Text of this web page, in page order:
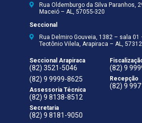
Rua Oldemburgo da Silva Paranhos,
Maceió – AL, 57055-320
Seccional
Rua Delmiro Gouveia, 1382 – sala 01
Teotônio Vilela, Arapiraca – AL,
Seccional Arapiraca
(82) 3521-5046
(82) 9 9999-8625
Assessoria Técnica
(82) 9 8138-8512
Secretaria
(82) 9 8181-9050
(82) 9
Recepção
(82) 9